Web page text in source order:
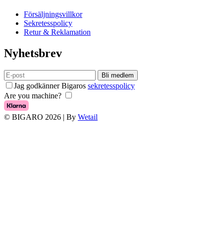
Försäljningsvillkor
Sekretesspolicy
Retur & Reklamation
Nyhetsbrev
Bli medlem
Jag godkänner Bigaros sekretesspolicy
Are you machine?
© BIGARO 2026 | By Wetail